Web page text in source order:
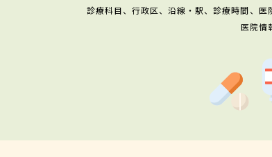
診療科目、行政区、沿線・駅、診療時間、
医院情